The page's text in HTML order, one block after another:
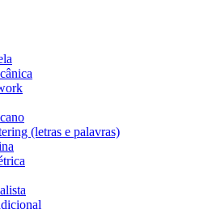
(letras e palavras)